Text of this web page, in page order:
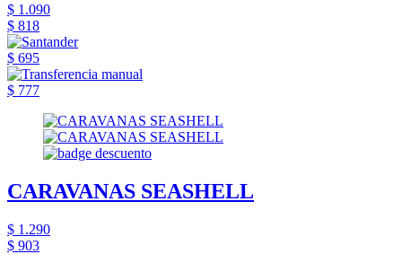
$ 1.090
$ 818
$ 695
$ 777
CARAVANAS SEASHELL
$ 1.290
$ 903